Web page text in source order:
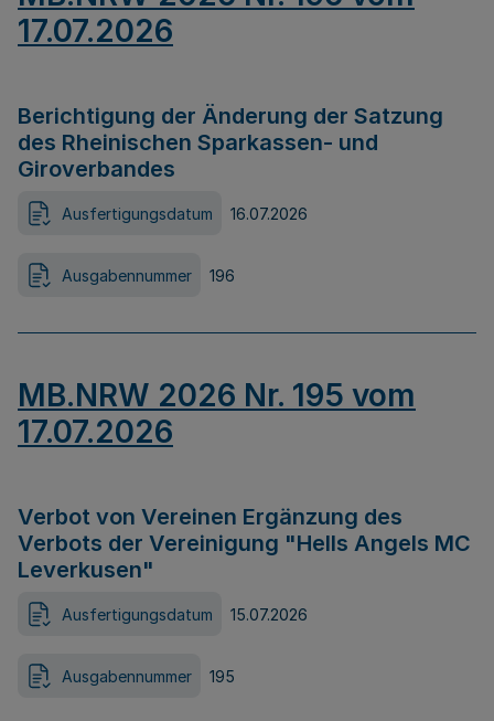
17.07.2026
Berichtigung der Änderung der Satzung
des Rheinischen Sparkassen- und
Giroverbandes
Ausfertigungsdatum 16.07.2026
Ausgabennummer 196
MB.NRW 2026 Nr. 195 vom
17.07.2026
Verbot von Vereinen Ergänzung des
Verbots der Vereinigung "Hells Angels MC
Leverkusen"
Ausfertigungsdatum 15.07.2026
Ausgabennummer 195